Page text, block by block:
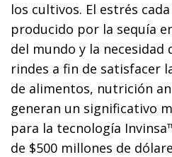
los cultivos. El estrés
producido por la sequía
del mundo y la necesidad
rindes a fin de satisfacer
de alimentos, nutrición
generan un significativo
para la tecnología
de $500 millones de